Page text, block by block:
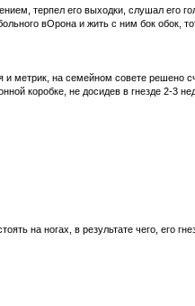
терпел его выходки, слушал его
вОрона и жить с ним бок
и метрик, на семейном совете решено
коробке, не досидев в гнезде 2-3
на ногах, в результате чего, его